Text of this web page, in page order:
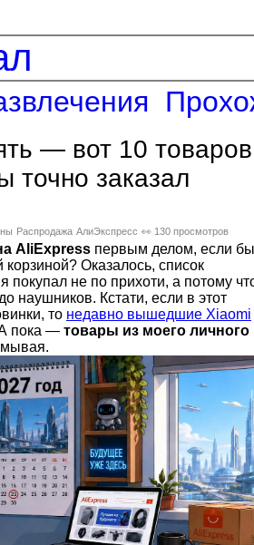
— вот 10 товаров
точно заказал
Распродажа АлиЭкспресс 👀 130 просмотров
AliExpress первым делом, если бы
Оказалось, список
не по прихоти, а потому
наушников. Кстати, если в этот
то недавно вышедшие Xiaomi
пока — товары из моего личного